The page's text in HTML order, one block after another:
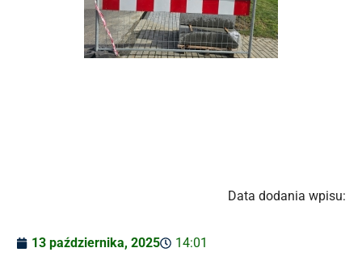
Data dodania wpisu:
13 października, 2025 14:01